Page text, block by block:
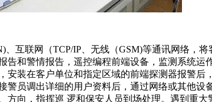
、互联网（TCP/IP、无线（GSM)等通讯网络，
告和警情报告，遥控编程前端设备，监测系统
安装在客户单位和指定区域的前端探测器报警
警员调出详细的用户资料后，通过网络或其他
方向，指挥巡 逻和保安人员到场处理。遇到重